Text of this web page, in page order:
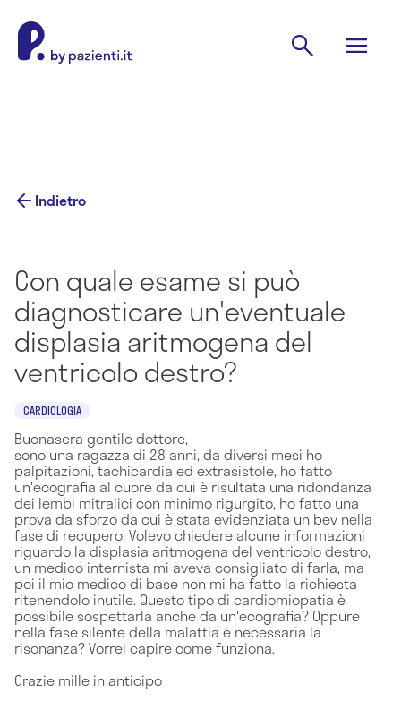
Indietro
Con quale esame si può
diagnosticare un'eventuale
displasia aritmogena del
ventricolo destro?
CARDIOLOGIA
Buonasera gentile dottore,
sono una ragazza di 28 anni, da diversi mesi ho
palpitazioni, tachicardia ed extrasistole, ho fatto
un'ecografia al cuore da cui è risultata una ridondanza
dei lembi mitralici con minimo rigurgito, ho fatto una
prova da sforzo da cui è stata evidenziata un bev nella
fase di recupero. Volevo chiedere alcune informazioni
riguardo la displasia aritmogena del ventricolo destro,
un medico internista mi aveva consigliato di farla, ma
poi il mio medico di base non mi ha fatto la richiesta
ritenendolo inutile. Questo tipo di cardiomiopatia è
possibile sospettarla anche da un'ecografia? Oppure
nella fase silente della malattia è necessaria la
risonanza? Vorrei capire come funziona.
Grazie mille in anticipo